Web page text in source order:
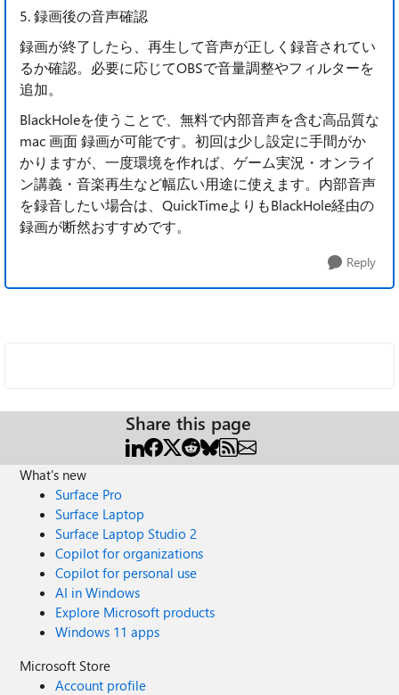
5. 録画後の音声確認
録画が終了したら、再生して音声が正しく録音されてい
るか確認。必要に応じてOBSで音量調整やフィルターを
追加。
BlackHoleを使うことで、無料で内部音声を含む高品質な
mac 画面 録画が可能です。初回は少し設定に手間がか
かりますが、一度環境を作れば、ゲーム実況・オンライ
ン講義・音楽再生など幅広い用途に使えます。内部音声
を録音したい場合は、QuickTimeよりもBlackHole経由の
録画が断然おすすめです。
Reply
Share this page
What's new
Surface Pro
Surface Laptop
Surface Laptop Studio 2
Copilot for organizations
Copilot for personal use
AI in Windows
Explore Microsoft products
Windows 11 apps
Microsoft Store
Account profile